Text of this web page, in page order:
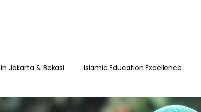
Jakarta & Bekasi Islamic Education Excellence
SDIA 13 Rawamangun YAPI Playgroup